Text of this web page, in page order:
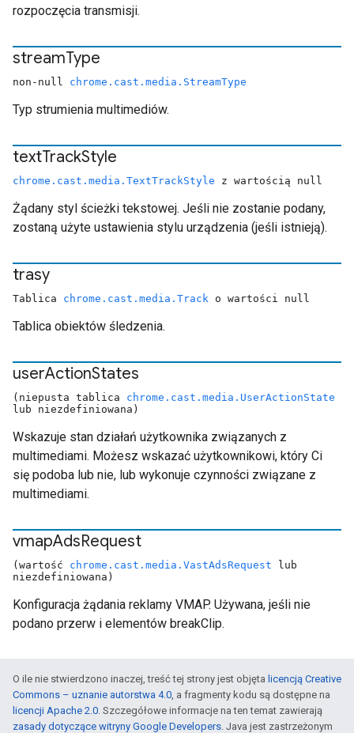
rozpoczęcia transmisji.
streamType
non-null chrome.cast.media.StreamType
Typ strumienia multimediów.
textTrackStyle
chrome.cast.media.TextTrackStyle z wartością null
Żądany styl ścieżki tekstowej. Jeśli nie zostanie podany,
zostaną użyte ustawienia stylu urządzenia (jeśli istnieją).
trasy
Tablica chrome.cast.media.Track o wartości null
Tablica obiektów śledzenia.
userActionStates
(niepusta tablica chrome.cast.media.UserActionState
lub niezdefiniowana)
Wskazuje stan działań użytkownika związanych z
multimediami. Możesz wskazać użytkownikowi, który Ci
się podoba lub nie, lub wykonuje czynności związane z
multimediami.
vmapAdsRequest
(wartość chrome.cast.media.VastAdsRequest lub
niezdefiniowana)
Konfiguracja żądania reklamy VMAP. Używana, jeśli nie
podano przerw i elementów breakClip.
O ile nie stwierdzono inaczej, treść tej strony jest objęta licencją Creative
Commons – uznanie autorstwa 4.0, a fragmenty kodu są dostępne na
licencji Apache 2.0. Szczegółowe informacje na ten temat zawierają
zasady dotyczące witryny Google Developers. Java jest zastrzeżonym